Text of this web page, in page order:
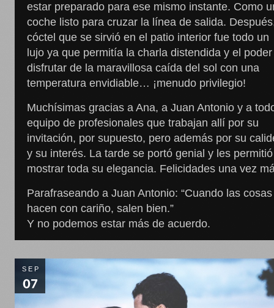
estar preparado para ese mismo instante. Como
coche listo para cruzar la línea de salida.
cóctel que se sirvió en el patio interior fue todo un
lujo ya que permitía la charla distendida y el poder
disfrutar de la maravillosa caída del sol con una
temperatura envidiable… ¡menudo privilegio!
Muchísimas gracias a Ana, a Juan Antonio y a
equipo de profesionales que trabajan allí por su
invitación, por supuesto, pero además por su
y su interés. La tarde se portó genial y les permitió
mostrar toda su elegancia. Felicidades una vez
Parafraseando a Juan Antonio: “Cuando las
hacen con cariño, salen bien.”
Y no podemos estar más de acuerdo.
SEP